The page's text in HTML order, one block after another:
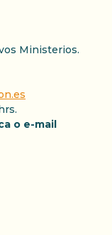
Ministerios.
o e-mail